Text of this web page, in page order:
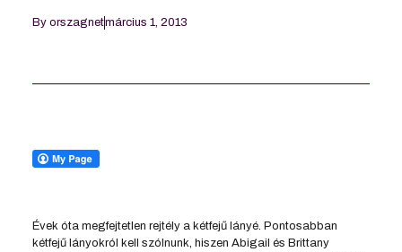
Byorszagnetmárcius 1, 2013
Évek óta megfejtetlen rejtély a kétfejű lányé. Pontosabban
kétfejű lányokról kell szólnunk, hiszen Abigail és Brittany